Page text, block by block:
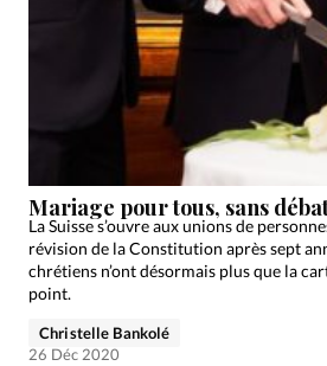
Mariage pour tous, sans
La Suisse s’ouvre aux unions de
révision de la Constitution après sept
chrétiens n’ont désormais plus que la
point.
Christelle Bankolé
26 Déc 2020